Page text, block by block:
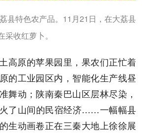
县特色农产品。11月21日，在大荔县
收红萝卜。
高原的苹果园里，果农们正忙着
的工业园区内，智能化生产线昼
舞动；陕南秦巴山区层林尽染，
了山间的民宿经济……一幅幅县
生动画卷正在三秦大地上徐徐展